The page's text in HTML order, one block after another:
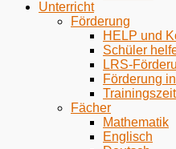
Unterricht
Förderung
HELP und
Schüler
LRS-
Förderung
Fächer
Mathematik
Englisch